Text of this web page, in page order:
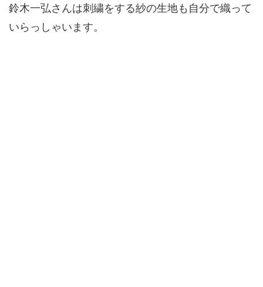
鈴木一弘さんは刺繍をする紗の生地も自分で織って
いらっしゃいます。